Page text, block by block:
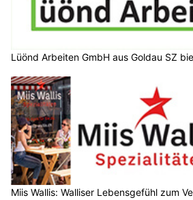
Lüönd Arbeiten GmbH aus Goldau SZ
Miis Wallis: Walliser Lebensgefühl zum